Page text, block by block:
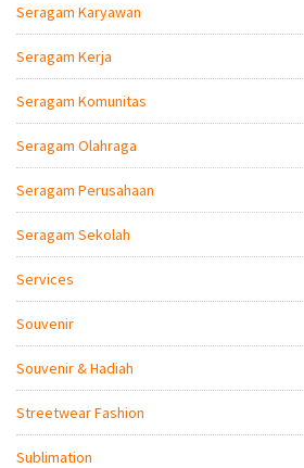
Seragam Karyawan
Seragam Kerja
Seragam Komunitas
Seragam Olahraga
Seragam Perusahaan
Seragam Sekolah
Services
Souvenir
Souvenir & Hadiah
Streetwear Fashion
Sublimation